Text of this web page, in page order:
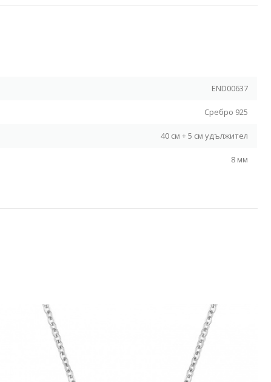
END00637
Сребро 925
40 см + 5 см удължител
8 мм